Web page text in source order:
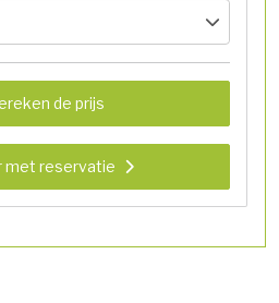
de prijs
met reservatie